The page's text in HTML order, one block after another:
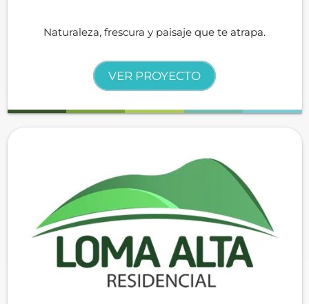
Naturaleza, frescura y paisaje que te atrapa.
VER PROYECTO